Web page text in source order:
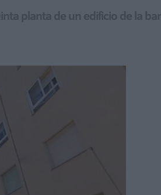
planta de un edificio de la